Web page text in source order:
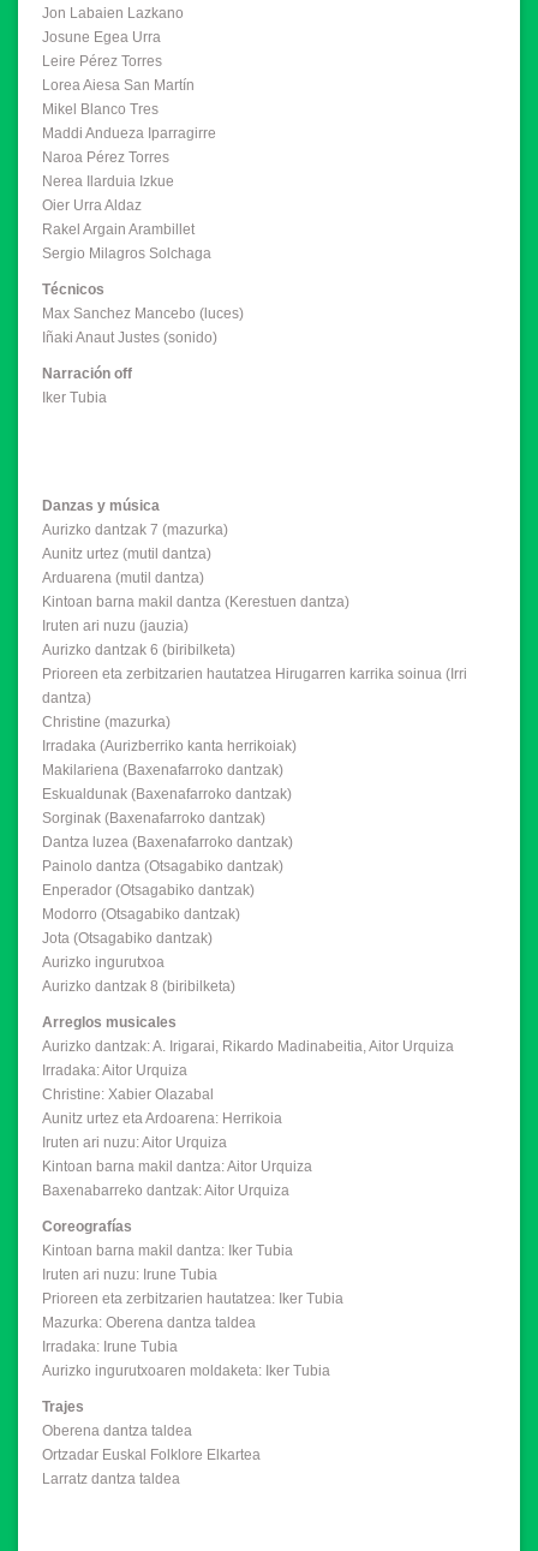
Jon Labaien Lazkano
Josune Egea Urra
Leire Pérez Torres
Lorea Aiesa San Martín
Mikel Blanco Tres
Maddi Andueza Iparragirre
Naroa Pérez Torres
Nerea Ilarduia Izkue
Oier Urra Aldaz
Rakel Argain Arambillet
Sergio Milagros Solchaga
Técnicos
Max Sanchez Mancebo (luces)
Iñaki Anaut Justes (sonido)
Narración off
Iker Tubia
Danzas y música
Aurizko dantzak 7 (mazurka)
Aunitz urtez (mutil dantza)
Arduarena (mutil dantza)
Kintoan barna makil dantza (Kerestuen dantza)
Iruten ari nuzu (jauzia)
Aurizko dantzak 6 (biribilketa)
Prioreen eta zerbitzarien hautatzea Hirugarren karrika soinua (Irri
dantza)
Christine (mazurka)
Irradaka (Aurizberriko kanta herrikoiak)
Makilariena (Baxenafarroko dantzak)
Eskualdunak (Baxenafarroko dantzak)
Sorginak (Baxenafarroko dantzak)
Dantza luzea (Baxenafarroko dantzak)
Painolo dantza (Otsagabiko dantzak)
Enperador (Otsagabiko dantzak)
Modorro (Otsagabiko dantzak)
Jota (Otsagabiko dantzak)
Aurizko ingurutxoa
Aurizko dantzak 8 (biribilketa)
Arreglos musicales
Aurizko dantzak: A. Irigarai, Rikardo Madinabeitia, Aitor Urquiza
Irradaka: Aitor Urquiza
Christine: Xabier Olazabal
Aunitz urtez eta Ardoarena: Herrikoia
Iruten ari nuzu: Aitor Urquiza
Kintoan barna makil dantza: Aitor Urquiza
Baxenabarreko dantzak: Aitor Urquiza
Coreografías
Kintoan barna makil dantza: Iker Tubia
Iruten ari nuzu: Irune Tubia
Prioreen eta zerbitzarien hautatzea: Iker Tubia
Mazurka: Oberena dantza taldea
Irradaka: Irune Tubia
Aurizko ingurutxoaren moldaketa: Iker Tubia
Trajes
Oberena dantza taldea
Ortzadar Euskal Folklore Elkartea
Larratz dantza taldea